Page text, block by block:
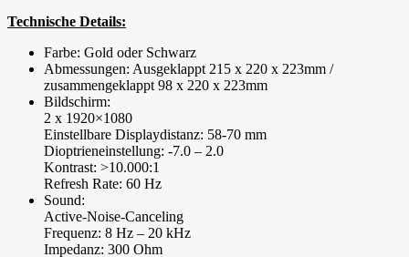
Technische Details:
Farbe: Gold oder Schwarz
Abmessungen: Ausgeklappt 215 x 220 x 223mm /
zusammengeklappt 98 x 220 x 223mm
Bildschirm:
2 x 1920×1080
Einstellbare Displaydistanz: 58-70 mm
Dioptrieneinstellung: -7.0 – 2.0
Kontrast: >10.000:1
Refresh Rate: 60 Hz
Sound:
Active-Noise-Canceling
Frequenz: 8 Hz – 20 kHz
Impedanz: 300 Ohm